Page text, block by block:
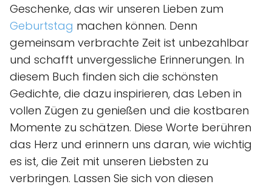
Geschenke, das wir unseren Lieben zum
Geburtstag machen können. Denn
gemeinsam verbrachte Zeit ist unbezahlbar
und schafft unvergessliche Erinnerungen. In
diesem Buch finden sich die schönsten
Gedichte, die dazu inspirieren, das Leben in
vollen Zügen zu genießen und die kostbaren
Momente zu schätzen. Diese Worte berühren
das Herz und erinnern uns daran, wie wichtig
es ist, die Zeit mit unseren Liebsten zu
verbringen. Lassen Sie sich von diesen